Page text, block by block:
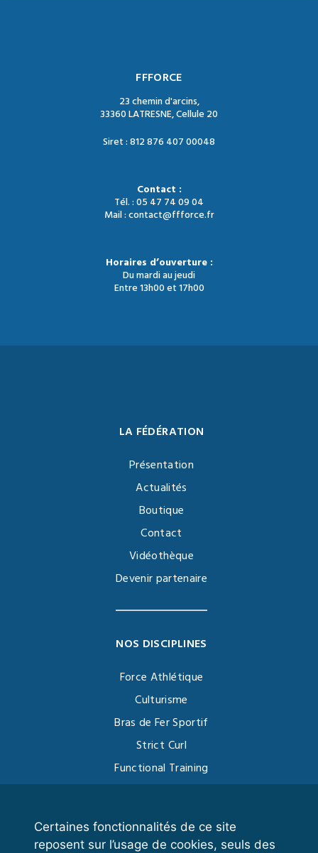
Certaines fonctionnalités de ce site
reposent sur l’usage de cookies, seuls des
FFFORCE
23 chemin d'arcins,
33360 LATRESNE, Cellule 20
Siret : 812 876 407 00048
Contact :
Tél. : 05 47 74 09 04
Mail : contact@ffforce.fr
Horaires d’ouverture :
Du mardi au jeudi
Entre 13h00 et 17h00
LA FÉDÉRATION
Présentation
Actualités
Boutique
Contact
Vidéothèque
Devenir partenaire
NOS DISCIPLINES
Force Athlétique
Culturisme
Bras de Fer Sportif
Strict Curl
Functional Training